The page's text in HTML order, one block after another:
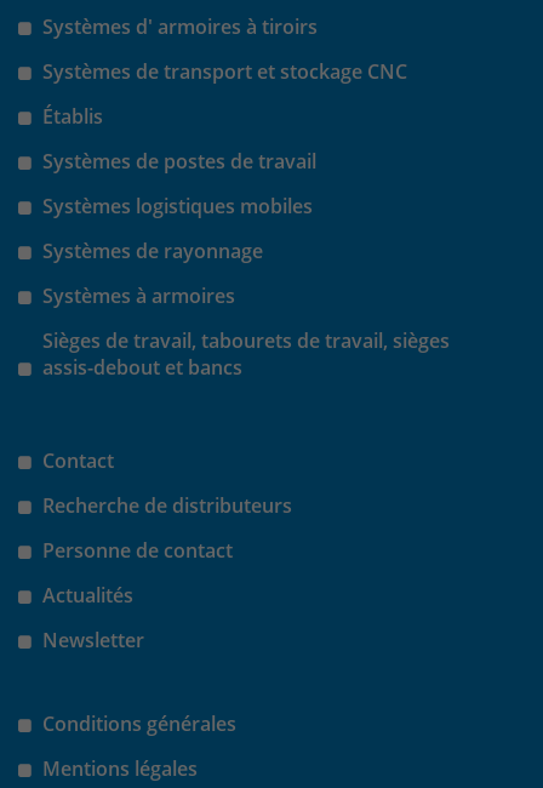
Systèmes d' armoires à tiroirs
Systèmes de transport et stockage CNC
Établis
Systèmes de postes de travail
Systèmes logistiques mobiles
Systèmes de rayonnage
Systèmes à armoires
Sièges de travail, tabourets de travail, sièges
assis-debout et bancs
Contact
Recherche de distributeurs
Personne de contact
Actualités
Newsletter
Conditions générales
Mentions légales